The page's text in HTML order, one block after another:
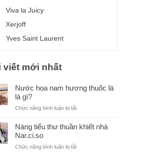
Viva la Juicy
Xerjoff
Yves Saint Laurent
viết mới nhất
Nước hoa nam hương thuốc lá
là gì?
Chức năng bình luận bị tắtở
hoa
thuốc
Nàng tiểu thư thuần khiết nhà
Nar.ci.so
Chức năng bình luận bị tắtở